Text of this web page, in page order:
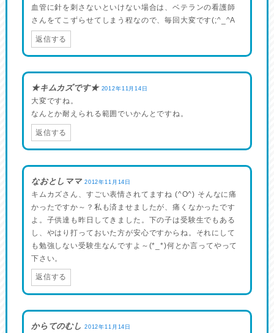
血管に針を刺さないといけない場合は、ベテランの看護師
さんをてこずらせてしまう程なので、毎回大変です(;^_^A
返信する
★キムカズです★ 2012年11月14日
大変ですね。
なんとか耐えられる範囲でいかんとですね。
返信する
なおとしママ 2012年11月14日
キムカズさん、すごい表情されてますね (^O^) そんなに痛
かったですか～？私も済ませましたが、痛くなかったです
よ。子供達も昨日してきました。下の子は受験生でもある
し、やはり打っておいた方が安心ですからね。それにして
も勉強しない受験生なんですよ～(*_*)何とか言ってやって
下さい。
返信する
からてのむし 2012年11月14日